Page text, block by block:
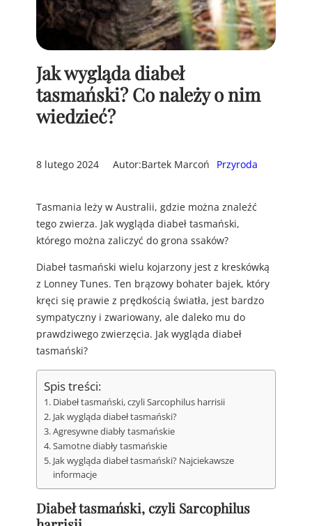
Jak wygląda diabeł
tasmański? Co należy o nim
wiedzieć?
8 lutego 2024 Autor:Bartek Marcoń Przyroda
Tasmania leży w Australii, gdzie można znaleźć
tego zwierza. Jak wygląda diabeł tasmański,
którego można zaliczyć do grona ssaków?
Diabeł tasmański wielu kojarzony jest z kreskówką
z Lonney Tunes. Ten brązowy bohater bajek, który
kręci się prawie z prędkością światła, jest bardzo
sympatyczny i zwariowany, ale daleko mu do
prawdziwego zwierzęcia. Jak wygląda diabeł
tasmański?
Spis treści:
Diabeł tasmański, czyli Sarcophilus harrisii
Jak wygląda diabeł tasmański?
Agresywne diabły tasmańskie
Samotne diabły tasmańskie
Jak wygląda diabeł tasmański? Najciekawsze
informacje
Diabeł tasmański, czyli Sarcophilus